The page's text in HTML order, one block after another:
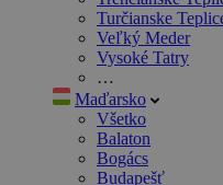
Turčianske
Veľký Meder
Vysoké Tatry
…
Maďarsko
Všetko
Balaton
Bogács
Budapešť